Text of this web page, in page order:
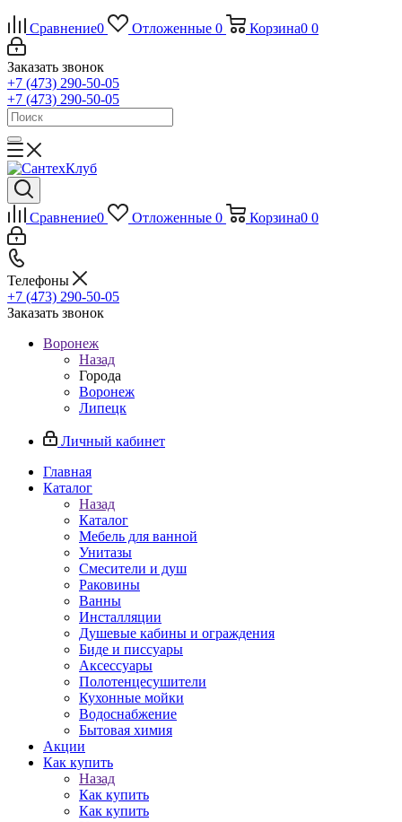
Сравнение0 Отложенные 0 Корзина0 0
Заказать звонок
+7 (473) 290-50-05
+7 (473) 290-50-05
Сравнение0 Отложенные 0 Корзина0 0
Телефоны
+7 (473) 290-50-05
Заказать звонок
Воронеж
Назад
Города
Воронеж
Липецк
Личный кабинет
Главная
Каталог
Назад
Каталог
Мебель для ванной
Унитазы
Смесители и душ
Раковины
Ванны
Инсталляции
Душевые кабины и ограждения
Биде и писсуары
Аксессуары
Полотенцесушители
Кухонные мойки
Водоснабжение
Бытовая химия
Акции
Как купить
Назад
Как купить
Как купить